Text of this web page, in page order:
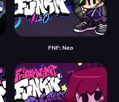
FNF: Neo